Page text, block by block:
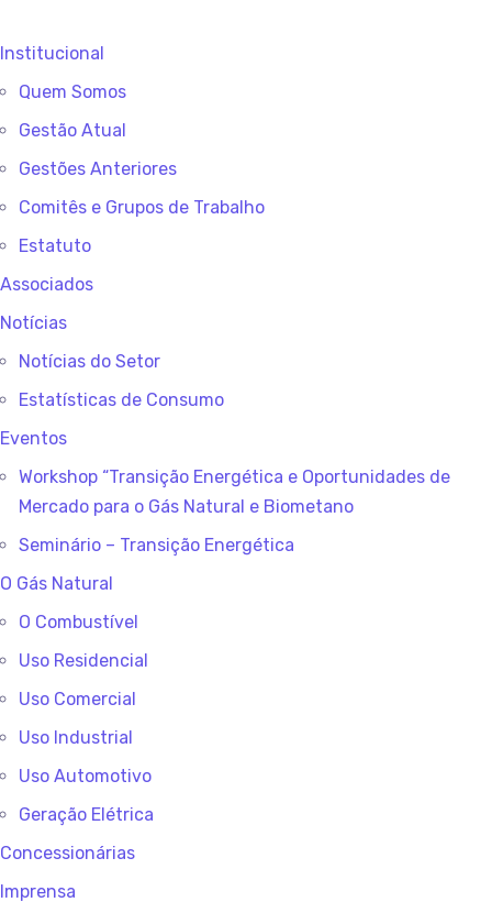
Institucional
Quem Somos
Gestão Atual
Gestões Anteriores
Comitês e Grupos de Trabalho
Estatuto
Associados
Notícias
Notícias do Setor
Estatísticas de Consumo
Eventos
Workshop “Transição Energética e Oportunidades de
Mercado para o Gás Natural e Biometano
Seminário – Transição Energética
O Gás Natural
O Combustível
Uso Residencial
Uso Comercial
Uso Industrial
Uso Automotivo
Geração Elétrica
Concessionárias
Imprensa